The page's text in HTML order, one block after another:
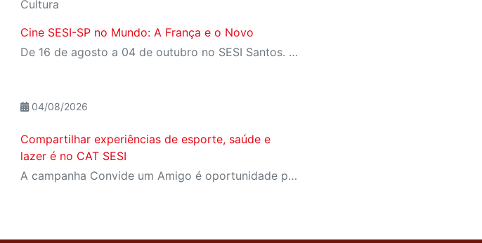
Cultura
Cine SESI-SP no Mundo: A França e o Novo
De 16 de agosto a 04 de outubro no SESI Santos. Não perca!
04/08/2026
Compartilhar experiências de esporte, saúde e
lazer é no CAT SESI
A campanha Convide um Amigo é oportunidade para reunir amigos para aproveitar juntos toda estrutura da unidade SESI-SP mais próxima. Os benefícios para clientes e convidados estão no regulamento.